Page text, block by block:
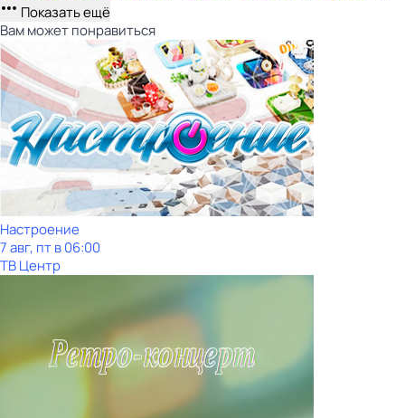
Показать ещё
Вам может понравиться
Настроение
7 авг, пт в 06:00
ТВ Центр